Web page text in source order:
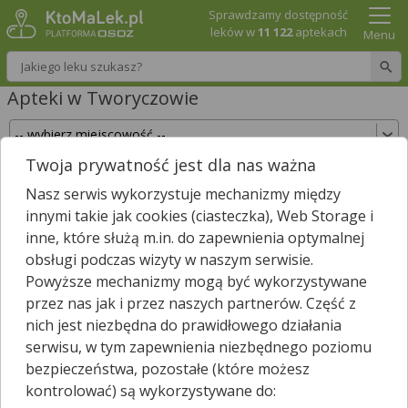
Wpisz nazwę leku
Sprawdzamy dostępność
leków w11 122aptekach Menu
Apteki w Tworyczowie
Sprawdź, które apteki w Tworyczowie posiadają
Twój lek i zarezerwuj go już teraz!
Wpisz nazwę leku
W Tworyczowie jest 1 apteka.
Wybierz typ aptek
Twoja prywatność jest dla nas ważna
Nasz serwis wykorzystuje mechanizmy między
innymi takie jak cookies (ciasteczka), Web Storage i
inne, które służą m.in. do zapewnienia optymalnej
obsługi podczas wizyty w naszym serwisie.
Powyższe mechanizmy mogą być wykorzystywane
przez nas jak i przez naszych partnerów. Część z
nich jest niezbędna do prawidłowego działania
serwisu, w tym zapewnienia niezbędnego poziomu
bezpieczeństwa, pozostałe (które możesz
kontrolować) są wykorzystywane do: